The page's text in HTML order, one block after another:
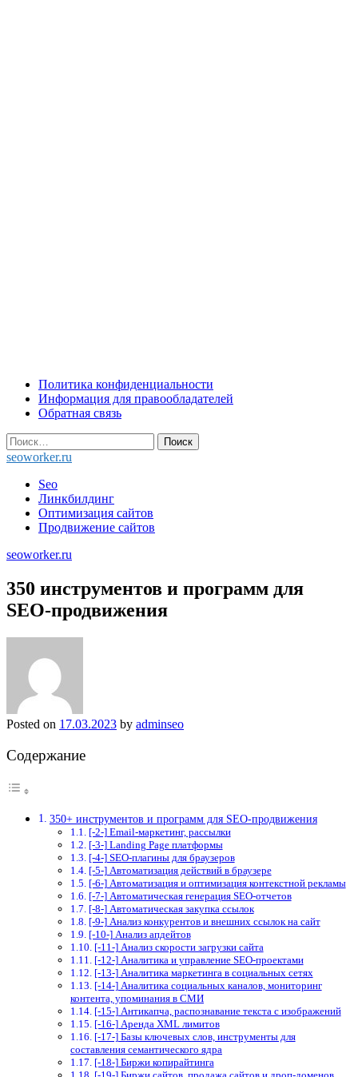
Skip
content
Политика конфиденциальности
Информация для правообладателей
Обратная связь
Найти:
seoworker.ru
Seo
Линкбилдинг
Оптимизация сайтов
Продвижение сайтов
seoworker.ru
350 инструментов и программ для
SEO-продвижения
Posted on 17.03.2023 by adminseo
Содержание
350+ инструментов и программ для SEO-продвижения
[-2-] Email-маркетинг, рассылки
[-3-] Landing Page платформы
[-4-] SEO-плагины для браузеров
[-5-] Автоматизация действий в браузере
[-6-] Автоматизация и оптимизация контекстной рекламы
[-7-] Автоматическая генерация SEO-отчетов
[-8-] Автоматическая закупка ссылок
[-9-] Анализ конкурентов и внешних ссылок на сайт
[-10-] Анализ апдейтов
[-11-] Анализ скорости загрузки сайта
[-12-] Аналитика и управление SEO-проектами
[-13-] Аналитика маркетинга в социальных сетях
[-14-] Аналитика социальных каналов, мониторинг
контента, упоминания в СМИ
[-15-] Антикапча, распознавание текста с изображений
[-16-] Аренда XML лимитов
[-17-] Базы ключевых слов, инструменты для
составления семантического ядра
[-18-] Биржи копирайтинга